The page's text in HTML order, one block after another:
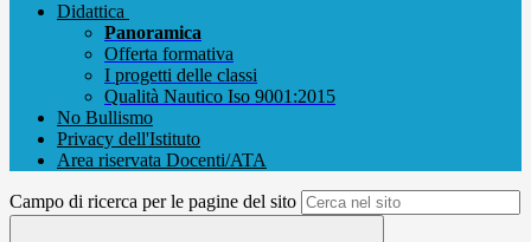
Didattica
Panoramica
Offerta formativa
I progetti delle classi
Qualità Nautico Iso 9001:2015
No Bullismo
Privacy dell'Istituto
Area riservata Docenti/ATA
Campo di ricerca per le pagine del sito